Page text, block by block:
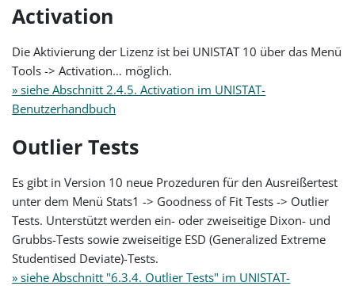
Activation
Die Aktivierung der Lizenz ist bei UNISTAT 10 über das Menü
Tools -> Activation… möglich.
» siehe Abschnitt 2.4.5. Activation im UNISTAT-
Benutzerhandbuch
Outlier Tests
Es gibt in Version 10 neue Prozeduren für den Ausreißertest
unter dem Menü Stats1 -> Goodness of Fit Tests -> Outlier
Tests. Unterstützt werden ein- oder zweiseitige Dixon- und
Grubbs-Tests sowie zweiseitige ESD (Generalized Extreme
Studentised Deviate)-Tests.
» siehe Abschnitt "6.3.4. Outlier Tests" im UNISTAT-